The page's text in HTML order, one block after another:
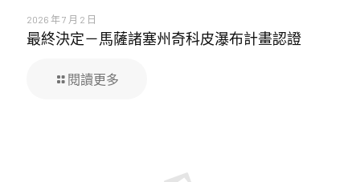
2026 年 7 月 2 日
最終決定－馬薩諸塞州奇科皮瀑布計畫認證
閱讀更多